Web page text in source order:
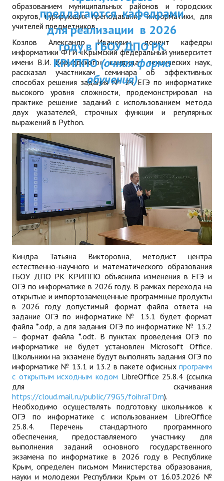
ДПО
Профессиональная переподготовка
Повышение квалификации
КОНТАКТЫ
ДПП ПК:
Актуальное
занятий
предлагаются кафедрами
для реализации в 2026
году в ГБОУ ДПО РК
КРИППО(очная форма
обучения)
образованием муниципальных районов и городских
округов, курирующих преподавание информатики, для
учителей предметников.
Козлов Александр Иванович, доцент кафедры
информатики ФТИ «Крымский федеральный университет
имени В.И. Вернадского», кандидат технических наук,
рассказал участникам семинара об эффективных
способах решения задания № 24 ЕГЭ по информатике
высокого уровня сложности, продемонстрировал на
практике решение заданий с использованием метода
двух указателей, строчных функции и регулярных
выражений в Python.
Киндра Татьяна Викторовна, методист центра
естественно-научного и математического образования
ГБОУ ДПО РК КРИППО объяснила изменения в ЕГЭ и
ОГЭ по информатике в 2026 году. В рамках перехода на
открытые и импортозамещённые программные продукты
в 2026 году допустимый формат файла ответа на
задание ОГЭ по информатике № 13.1 будет формат
файла *.odp, а для задания ОГЭ по информатике № 13.2
– формат файла *.odt. В пунктах проведения ОГЭ по
информатике не будет установлен Microsoft Office.
Школьники на экзамене будут выполнять задания ОГЭ по
информатике № 13.1 и 13.2 в пакете офисных программ
с открытым исходным кодом LibreOffice 25.8.4 (ссылка
для скачивания
https://cloud.mail.ru/public/79G5/foihraTDm).
Необходимо осуществлять подготовку школьников к
ОГЭ по информатике с использованием LibreOffice
25.8.4. Перечень стандартного программного
обеспечения, предоставляемого участнику для
выполнения заданий основного государственного
экзамена по информатике в 2026 году в Республике
Крым, определен письмом Министерства образования,
науки и молодежи Республики Крым от 16.03.2026 №